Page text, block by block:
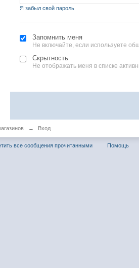
Я забыл свой пароль
Запомнить меня
Не включайте, если используете
Скрытность
Не отображать меня в списке
→ Вход
все сообщения прочитанными Помощь